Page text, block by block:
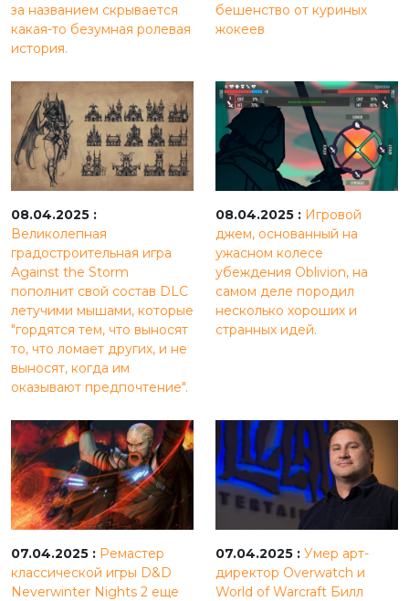
за названием скрывается
какая-то безумная ролевая
история.
бешенство от куриных
жокеев
08.04.2025 :
Великолепная
градостроительная игра
Against the Storm
пополнит свой состав DLC
летучими мышами, которые
"гордятся тем, что выносят
то, что ломает других, и не
выносят, когда им
оказывают предпочтение".
08.04.2025 : Игровой
джем, основанный на
ужасном колесе
убеждения Oblivion, на
самом деле породил
несколько хороших и
странных идей.
07.04.2025 : Ремастер
классической игры D&D
Neverwinter Nights 2 еще
07.04.2025 : Умер арт-
директор Overwatch и
World of Warcraft Билл